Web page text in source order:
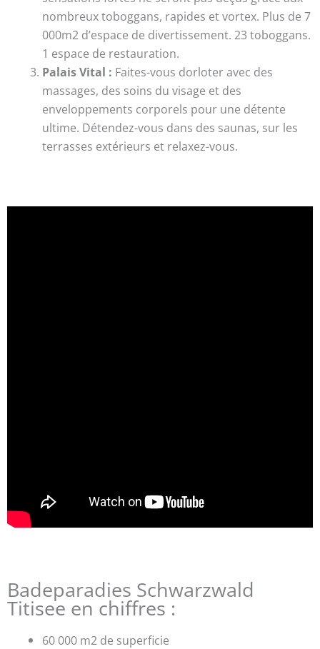
nombreux toboggans, rapides et vortex. Plus de 7
000m2 d’espace de divertissement. 23 toboggans.
1 espace de restauration.
Palais Vital : Faites-vous dorloter avec des
massages, des soins du visage et des
enveloppements corporels pour une détente
ultime. Détendez-vous dans des saunas, sur les
terrasses extérieurs et relaxez-vous.
Badeparadies Schwarzwald
Titisee en chiffres :
60 000 m2 de superficie